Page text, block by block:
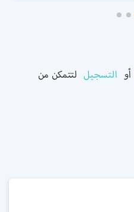
أو التسجيل لتتمكن من